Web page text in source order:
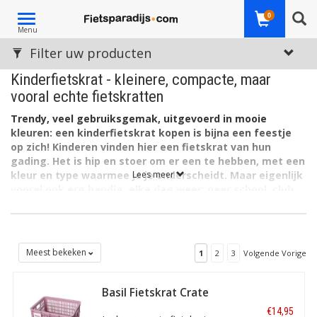
Toggle
navigation
Menu
0
Kinderfietskrat - kleinere, compacte, maar
vooral echte fietskratten
Trendy, veel gebruiksgemak, uitgevoerd in mooie
kleuren: een kinderfietskrat kopen is bijna een feestje
op zich! Kinderen vinden hier een fietskrat van hun
gading. Het is hip en stoer om er een te hebben, met een
kleur en type waarmee je je onderscheidt. Maar eigenlijk
Doorgaans gaat het gewoon om 'echte' fietskratten, met alle
'volwassen' eigenschappen van dien. Maar dan alleen nét een
Lees meer
Filter uw producten
Meest bekeken 1 2 3 Volgende Vorige
Basil Fietskrat Crate
€14,95